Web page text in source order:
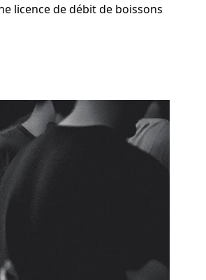
licence de débit de boissons